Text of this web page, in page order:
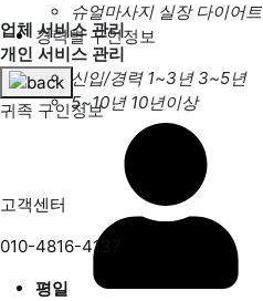
업체 서비스 관리
개인 서비스 관리
귀족 구인정보
슈얼마사지 실장 다이어트
경력별 구인정보
신입/경력 1~3년 3~5년
5~10년 10년이상
고객센터
010-4816-4137
평일